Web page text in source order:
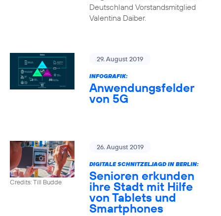
Deutschland Vorstandsmitglied
Valentina Daiber.
29. August 2019
INFOGRAFIK:
Anwendungsfelder
von 5G
Credits: Till Budde
26. August 2019
DIGITALE SCHNITZELJAGD IN BERLIN:
Senioren erkunden
ihre Stadt mit Hilfe
von Tablets und
Smartphones